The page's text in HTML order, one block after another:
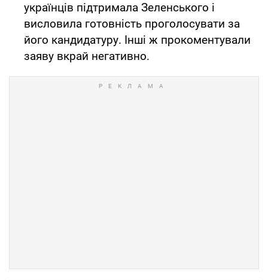
українців підтримала Зеленського і
висловила готовність проголосувати за
його кандидатуру. Інші ж прокоментували
заяву вкрай негативно.